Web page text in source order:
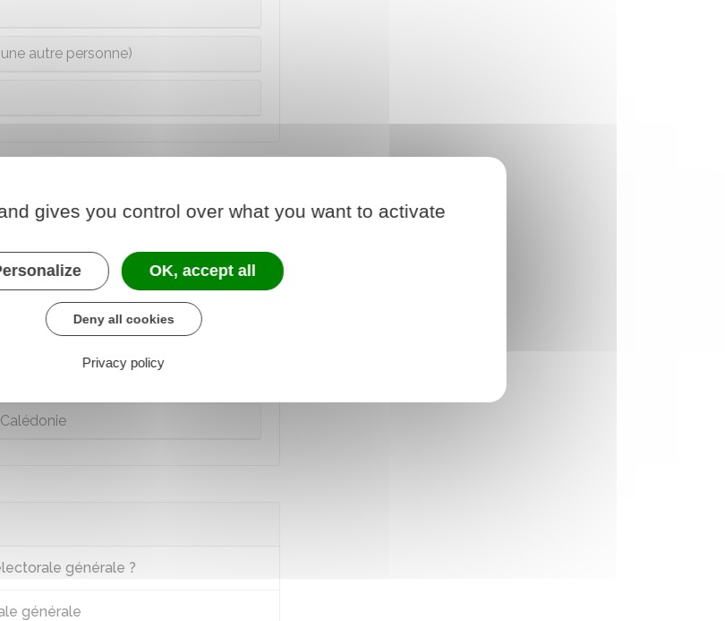
autre personne)
vous vous inscrivez :
française, Saint-Barthélemy,
Miquelon
générale ?
générale
gives you control over what you want to activate
OK, accept all
Deny all cookies
Privacy policy